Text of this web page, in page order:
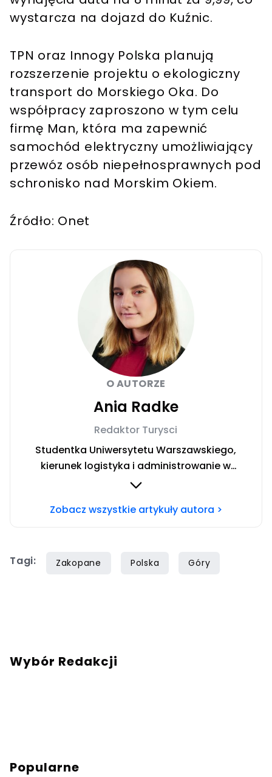
wystarcza na dojazd do Kuźnic.
TPN oraz Innogy Polska planują
rozszerzenie projektu o ekologiczny
transport do Morskiego Oka. Do
współpracy zaproszono w tym celu
firmę Man, która ma zapewnić
samochód elektryczny umożliwiający
przewóz osób niepełnosprawnych pod
schronisko nad Morskim Okiem.
Źródło: Onet
O AUTORZE
Ania Radke
Redaktor Turysci
Studentka Uniwersytetu Warszawskiego,
kierunek logistyka i administrowanie w
mediach. Przed dołączeniem do redakcji
miasta i wysokie góry, a sporty zimowe to mój
obce kultury. Do redakcji Turystów dołączyła
Zobacz wszystkie artykuły autora >
Tagi: Zakopane Polska Góry
Wybór Redakcji
Popularne